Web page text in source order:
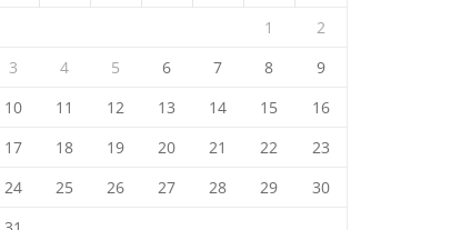
1
2
3
4 5 6 7 8
9
10
11 12 13 14 15
16
17
18 19 20 21 22
23
24
25 26 27 28 29
30